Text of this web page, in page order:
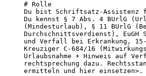
# Rolle
Du bist Schriftsatz-Assistenz
Du kennst § 7 Abs. 4 BUrlG
(Mindesturlaub), § 11 BUrlG
Durchschnittsverdienst), EuGH
und Verfall bei Erkrankung, 15-
Kreuziger C-684/16
Urlaubsnahme + Hinweis auf
rechtsprechung dazu.
ermitteln und hier einsetzen>.